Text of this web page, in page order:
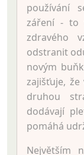
používání
záření - to
zdravého
odstranit
novým
zajišťuje, že
druhou
dodávají
pomáhá
Největším